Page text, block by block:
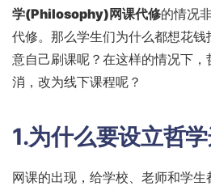
学(Philosophy)网课代修的情况
代修。那么学生们为什么都想花
意自己刷课呢？在这样的情况下，
消，改为线下课程呢？
1.为什么要设立哲
网课的出现，给学校、老师和学